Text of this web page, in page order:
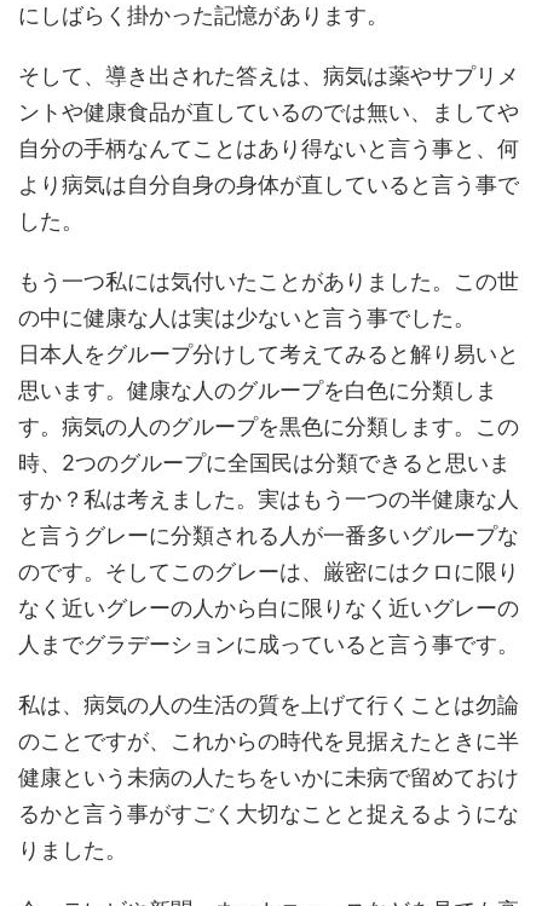
にしばらく掛かった記憶があります。
そして、導き出された答えは、病気は薬やサプリメ
ントや健康食品が直しているのでは無い、ましてや
自分の手柄なんてことはあり得ないと言う事と、何
より病気は自分自身の身体が直していると言う事で
した。
もう一つ私には気付いたことがありました。この世
の中に健康な人は実は少ないと言う事でした。
日本人をグループ分けして考えてみると解り易いと
思います。健康な人のグループを白色に分類しま
す。病気の人のグループを黒色に分類します。この
時、2つのグループに全国民は分類できると思いま
すか？私は考えました。実はもう一つの半健康な人
と言うグレーに分類される人が一番多いグループな
のです。そしてこのグレーは、厳密にはクロに限り
なく近いグレーの人から白に限りなく近いグレーの
人までグラデーションに成っていると言う事です。
私は、病気の人の生活の質を上げて行くことは勿論
のことですが、これからの時代を見据えたときに半
健康という未病の人たちをいかに未病で留めておけ
るかと言う事がすごく大切なことと捉えるようにな
りました。